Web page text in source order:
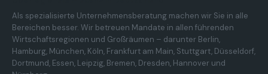
Als spezialisierte Unternehmensberatung machen wir Sie in alle
Bereichen besser. Wir betreuen Mandate in allen führenden
Wirtschaftsregionen und Großräumen – darunter Berlin,
Hamburg, München, Köln, Frankfurt am Main, Stuttgart, Düsseldorf,
Dortmund, Essen, Leipzig, Bremen, Dresden, Hannover und